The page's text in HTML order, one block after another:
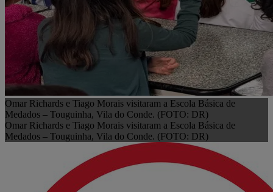
Omar Richards e Tiago Morais visitaram a Escola Básica de
Medados – Touguinha, Vila do Conde. (FOTO: DR)
Omar Richards e Tiago Morais visitaram a Escola Básica de
Medados – Touguinha, Vila do Conde. (FOTO: DR)